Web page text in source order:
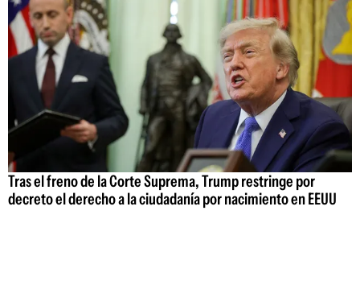
Tras el freno de la Corte Suprema, Trump restringe por
decreto el derecho a la ciudadanía por nacimiento en EEUU